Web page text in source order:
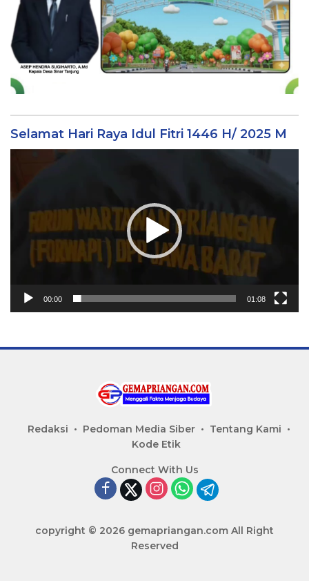
Selamat Hari Raya Idul Fitri 1446 H/ 2025 M
00:00 01:08
Redaksi Pedoman Media Siber
Tentang Kami
Kode Etik
Connect With Us
copyright © 2026 gemapriangan.com All Right
Reserved